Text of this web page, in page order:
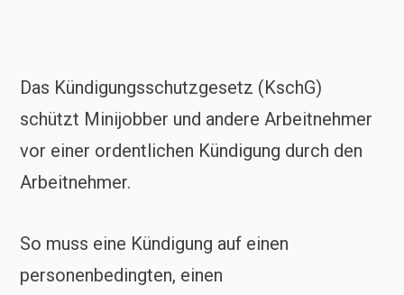
Das Kündigungsschutzgesetz (KschG)
schützt Minijobber und andere Arbeitnehmer
vor einer ordentlichen Kündigung durch den
Arbeitnehmer.
So muss eine Kündigung auf einen
personenbedingten, einen